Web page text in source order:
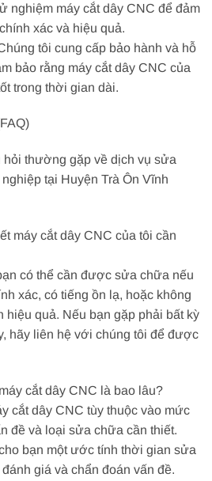
nghiệm máy cắt dây CNC để đảm
xác và hiệu quả.
tôi cung cấp bảo hành và hỗ
bảo rằng máy cắt dây CNC của
trong thời gian dài.
thường gặp về dịch vụ sửa
tại Huyện Trà Ôn Vĩnh
máy cắt dây CNC của tôi cần
có thể cần được sửa chữa nếu
xác, có tiếng ồn lạ, hoặc không
hiệu quả. Nếu bạn gặp phải bất kỳ
hãy liên hệ với chúng tôi để được
cắt dây CNC là bao lâu?
cắt dây CNC tùy thuộc vào mức
đề và loại sửa chữa cần thiết.
bạn một ước tính thời gian sửa
giá và chẩn đoán vấn đề.